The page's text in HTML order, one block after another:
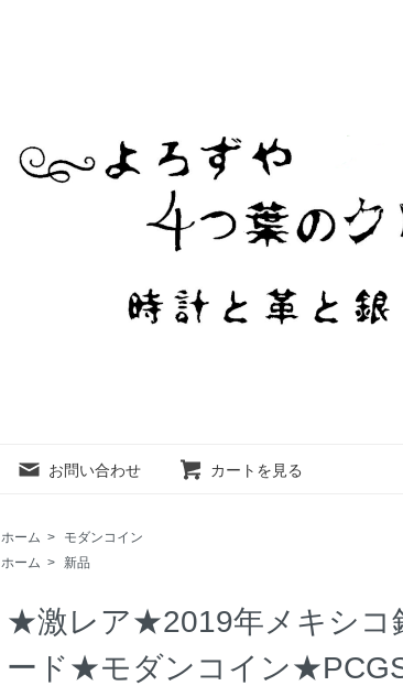
お問い合わせ カートを見る
ホーム >
モダンコイン
ホーム > 新品
★激レア★2019年メキシコ
ード★モダンコイン